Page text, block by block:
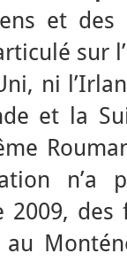
et des
sur
ni
et la
n’a
2009,
au